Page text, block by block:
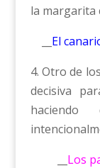
la margarita
El
4. Otro de
decisiva
haciendo
Los